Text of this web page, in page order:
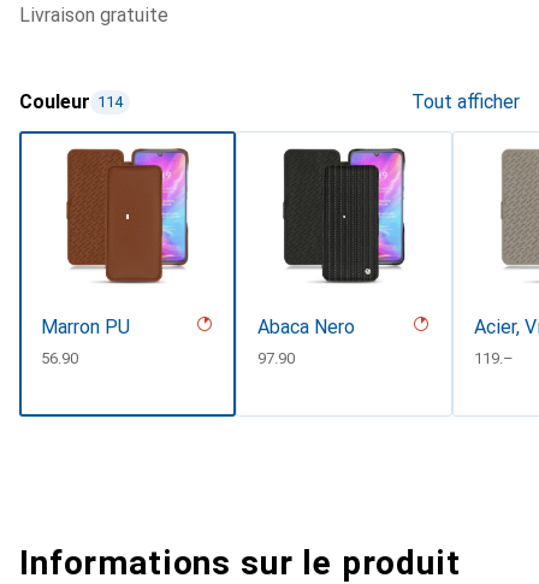
livraison gratuite
Couleur 114 Tout afficher
Marron PU
CHF
56.90
Abaca Nero
CHF
97.90
Acier,
CHF
119.–
Informations sur le produit